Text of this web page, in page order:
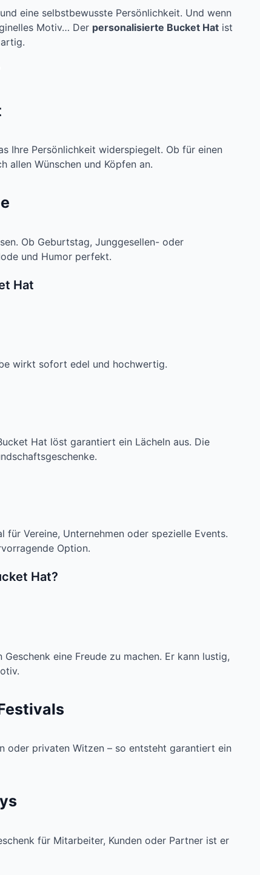
eine selbstbewusste Persönlichkeit. Und wenn
Motiv… Der personalisierte Bucket Hatist
Ihre Persönlichkeit widerspiegelt. Ob für einen
allen Wünschen und Köpfen an.
Ob Geburtstag, Junggesellen- oder
und Humor perfekt.
Hat
wirkt sofort edel und hochwertig.
Hat löst garantiert ein Lächeln aus. Die
für Vereine, Unternehmen oder spezielle Events.
Option.
Hat?
eine Freude zu machen. Er kann lustig,
oder privaten Witzen – so entsteht garantiert ein
für Mitarbeiter, Kunden oder Partner ist er